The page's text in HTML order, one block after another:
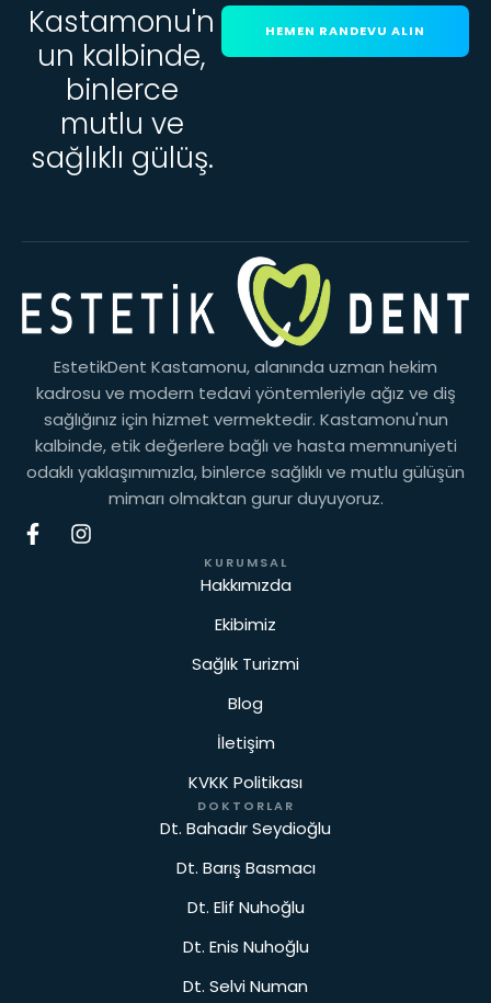
Kastamonu'n
un kalbinde,
binlerce
mutlu ve
sağlıklı gülüş.
HEMEN RANDEVU ALIN
EstetikDent Kastamonu, alanında uzman hekim
kadrosu ve modern tedavi yöntemleriyle ağız ve diş
sağlığınız için hizmet vermektedir. Kastamonu'nun
kalbinde, etik değerlere bağlı ve hasta memnuniyeti
odaklı yaklaşımımızla, binlerce sağlıklı ve mutlu gülüşün
mimarı olmaktan gurur duyuyoruz.
KURUMSAL
Hakkımızda
Ekibimiz
Sağlık Turizmi
Blog
İletişim
KVKK Politikası
DOKTORLAR
Dt. Bahadır Seydioğlu
Dt. Barış Basmacı
Dt. Elif Nuhoğlu
Dt. Enis Nuhoğlu
Dt. Selvi Numan